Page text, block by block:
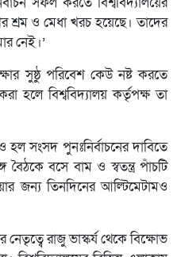
শ্রম ও মেধা খরচ হয়েছে। তাদের
নেই।’
সুষ্ঠু পরিবেশ কেউ নষ্ট করতে
হলে বিশ্ববিদ্যালয় কর্তৃপক্ষ তা
সংসদ পুনঃনির্বাচনের দাবিতে
বৈঠকে বসে বাম ও স্বতন্ত্র পাঁচটি
জন্য তিনদিনের আল্টিমেটামও
রাজু ভাস্কর্য থেকে বিক্ষোভ